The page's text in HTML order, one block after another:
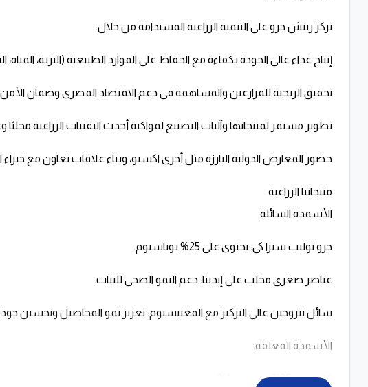
تركز ريتش جرو على التنمية الزراعية المستدامة من خلال:
إنتاج غذاء عالي الجودة بكفاءة مع الحفاظ على الموارد الطبيعية (التربة، المياه،
تحقيق الربحية للمزارعين والمساهمة في دعم الاقتصاد المصري وضمان الأمن
تطوير مستمر لمنتجاتها وآليات التصنيع لمواكبة أحدث التقنيات الزراعية محليًا
حضور المعارض الدولية البارزة مثل أجري اكسبو، وبناء علاقات تعاون مع
منتجاتنا الزراعية
الأسمدة السائلة:
جرو توليب سترا كي: يحتوي على 25% بوتاسيوم.
عناصر صغرى مخلب على إيديتا: دعم النمو الصحي للنبات.
سائل نتروجين عالي التركيز مع المغنيسيوم: تعزيز نمو المحاصيل وتحسين جودة
الأسمدة المعلقة:
كالسيوم 35% مع بورن 1%